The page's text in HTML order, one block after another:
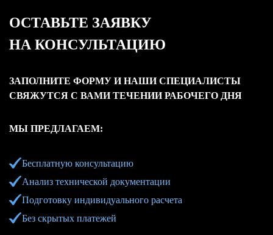
ОСТАВЬТЕ ЗАЯВКУ
НА КОНСУЛЬТАЦИЮ
ЗАПОЛНИТЕ ФОРМУ И НАШИ СПЕЦИАЛИСТЫ
СВЯЖУТСЯ С ВАМИ ТЕЧЕНИИ РАБОЧЕГО ДНЯ
МЫ ПРЕДЛАГАЕМ:
Бесплатную консультацию
Анализ технической документации
Подготовку индивидуального расчета
Без скрытых платежей